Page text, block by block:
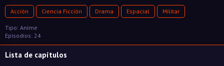
Acción Ciencia Ficción Drama Espacial Militar
Tipo: Anime
Episodios: 24
Lista de capítulos